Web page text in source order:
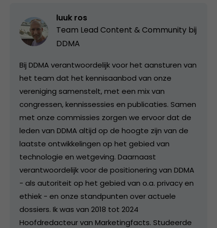
luuk ros
Team Lead Content & Community bij
DDMA
Bij DDMA verantwoordelijk voor het aansturen van
het team dat het kennisaanbod van onze
vereniging samenstelt, met een mix van
congressen, kennissessies en publicaties. Samen
met onze commissies zorgen we ervoor dat de
leden van DDMA altijd op de hoogte zijn van de
laatste ontwikkelingen op het gebied van
technologie en wetgeving. Daarnaast
verantwoordelijk voor de positionering van DDMA
- als autoriteit op het gebied van o.a. privacy en
ethiek - en onze standpunten over actuele
dossiers. Ik was van 2018 tot 2024
Hoofdredacteur van Marketingfacts. Studeerde